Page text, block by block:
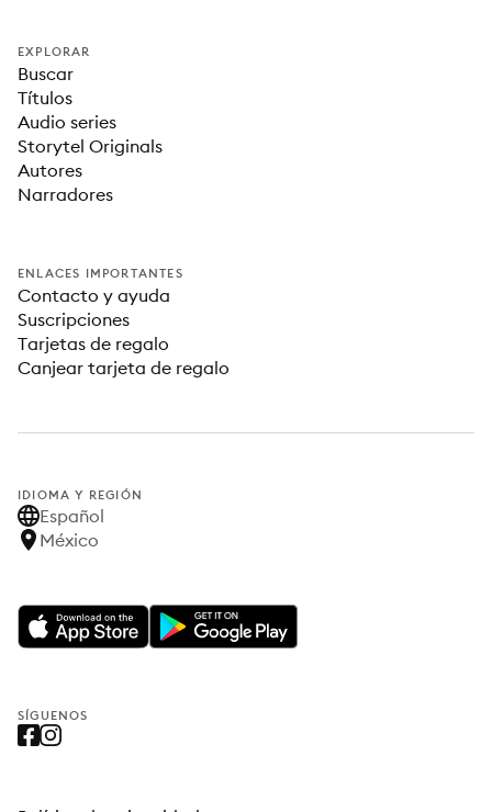
EXPLORAR
Buscar
Títulos
Audio series
Storytel Originals
Autores
Narradores
ENLACES IMPORTANTES
Contacto y ayuda
Suscripciones
Tarjetas de regalo
Canjear tarjeta de regalo
IDIOMA Y REGIÓN
Español
México
SÍGUENOS